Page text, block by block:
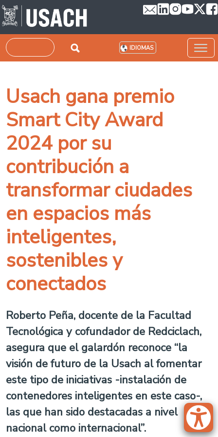
Pasar al contenido principal
Buscar IDIOMAS
Usach gana premio
Smart City Award
2024 por su
contribución a
transformar ciudades
en espacios más
inteligentes,
sostenibles y
conectados
Roberto Peña, docente de la Facultad
Tecnológica y cofundador de Redciclach,
asegura que el galardón reconoce “la
visión de futuro de la Usach al fomentar
este tipo de iniciativas -instalación de
contenedores inteligentes en este caso-,
las que han sido destacadas a nivel
nacional como internacional”.